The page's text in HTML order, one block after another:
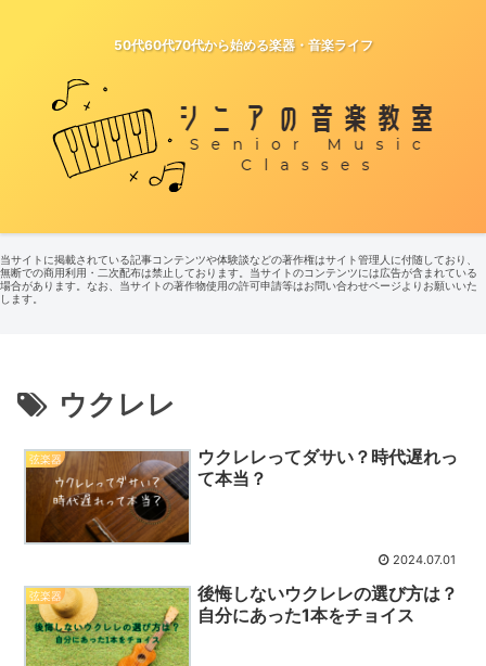
50代60代70代から始める楽器・音楽ライフ
当サイトに掲載されている記事コンテンツや体験談などの著作権はサイト管理人に付随しており、
無断での商用利用・二次配布は禁止しております。当サイトのコンテンツには広告が含まれている
場合があります。なお、当サイトの著作物使用の許可申請等はお問い合わせページよりお願いいた
します。
ウクレレ
弦楽器
ウクレレってダサい？時代遅れっ
て本当？
2024.07.01
弦楽器
後悔しないウクレレの選び方は？
自分にあった1本をチョイス